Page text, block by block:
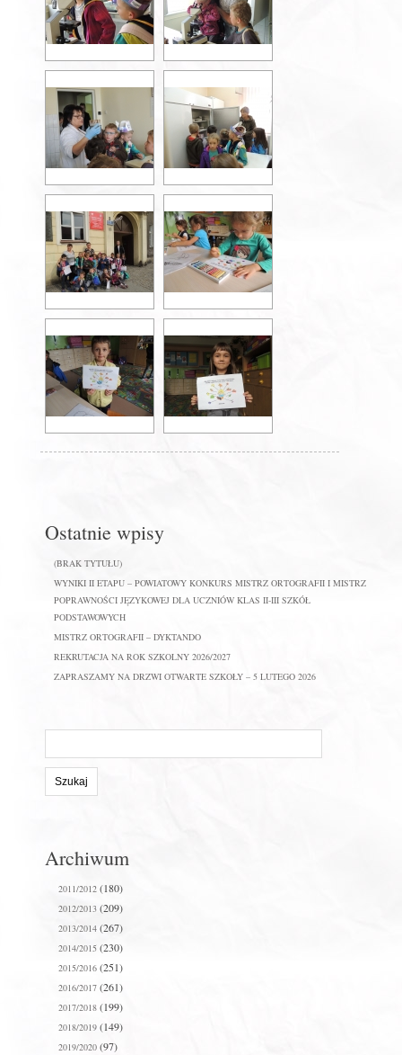
Ostatnie wpisy
(BRAK TYTUŁU)
WYNIKI II ETAPU – POWIATOWY KONKURS MISTRZ ORTOGRAFII I MISTRZ
POPRAWNOŚCI JĘZYKOWEJ DLA UCZNIÓW KLAS II-III SZKÓŁ
PODSTAWOWYCH
MISTRZ ORTOGRAFII – DYKTANDO
REKRUTACJA NA ROK SZKOLNY 2026/2027
ZAPRASZAMY NA DRZWI OTWARTE SZKOŁY – 5 LUTEGO 2026
stronie:
Archiwum
2011/2012(180)
2012/2013(209)
2013/2014(267)
2014/2015(230)
2015/2016(251)
2016/2017(261)
2017/2018(199)
2018/2019(149)
2019/2020(97)